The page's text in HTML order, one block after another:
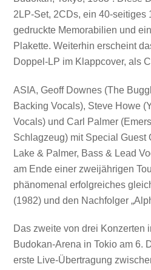
2LP-Set, 2CDs, ein 40-seitiges
gedruckte Memorabilien und
Plakette. Weiterhin erscheint
Doppel-LP im Klappcover, als
ASIA, Geoff Downes (The
Backing Vocals), Steve Howe
Vocals) und Carl Palmer
Schlagzeug) mit Special Guest
Lake & Palmer, Bass & Lead
am Ende einer zweijährigen
phänomenal erfolgreiches
(1982) und den Nachfolger
Das zweite von drei Konzerten
Budokan-Arena in Tokio am 6.
erste Live-Übertragung